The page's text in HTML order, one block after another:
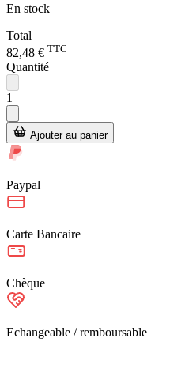
En stock
Total
82,48 € TTC
Quantité
1
Ajouter au panier
Paypal
Carte Bancaire
Chèque
Echangeable / remboursable